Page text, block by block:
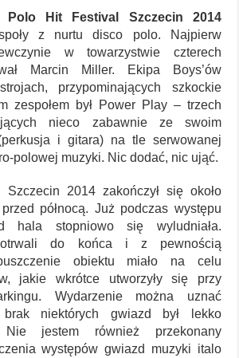
Polo Hit Festival Szczecin 2014
z nurtu disco polo. Najpierw
w towarzystwie czterech
Marcin Miller. Ekipa Boys’ów
przypominających szkockie
zespołem był Power Play – trzech
nieco zabawnie ze swoim
i gitara) na tle serwowanej
polowej muzyki. Nic dodać, nic ująć.
2014 zakończył się około
północą. Już podczas występu
hala stopniowo się wyludniała.
do końca i z pewnością
obiektu miało na celu
jakie wkrótce utworzyły się przy
Wydarzenie można uznać
niektórych gwiazd był lekko
Nie jestem również przekonany
występów gwiazd muzyki italo